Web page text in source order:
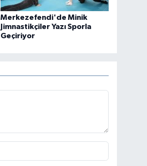
Merkezefendi'de Minik
Jimnastikçiler Yazı Sporla
Geçiriyor